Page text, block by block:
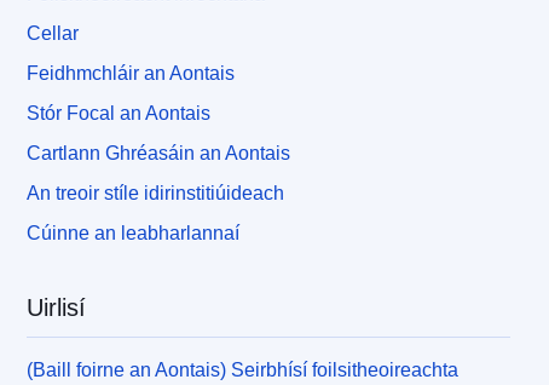
Cellar
Feidhmchláir an Aontais
Stór Focal an Aontais
Cartlann Ghréasáin an Aontais
An treoir stíle idirinstitiúideach
Cúinne an leabharlannaí
Uirlisí
(Baill foirne an Aontais) Seirbhísí foilsitheoireachta